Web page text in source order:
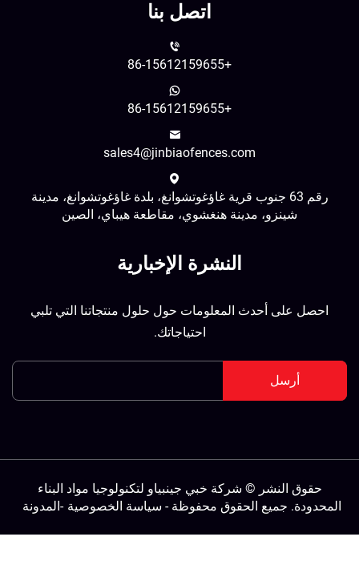
اتصل بنا
sales4@jinbiaofences.com
رقم 63 جنوب قرية غاؤغوتشوانغ، بلدة غاؤغوتشوانغ، مدينة
شينزو، مدينة هنغشوي، مقاطعة هيباي، الصين
النشرة الإخبارية
احصل على أحدث المعلومات حول حلول منتجاتنا التي تلبي
احتياجاتك.
أرسل
حقوق النشر © شركة خبي جينبياو لتكنولوجيا مواد البناء
جميع الحقوق محفوظة -سياسة الخصوصية -المدونة